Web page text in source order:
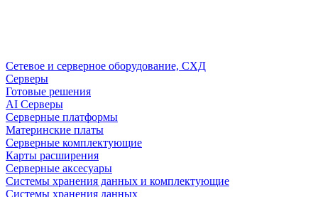
Сетевое и серверное оборудование, СХД
Cерверы
Готовые решения
AI Серверы
Серверные платформы
Материнские платы
Серверные комплектующие
Карты расширения
Серверные аксесуары
Системы хранения данных и комплектующие
Системы хранения данных